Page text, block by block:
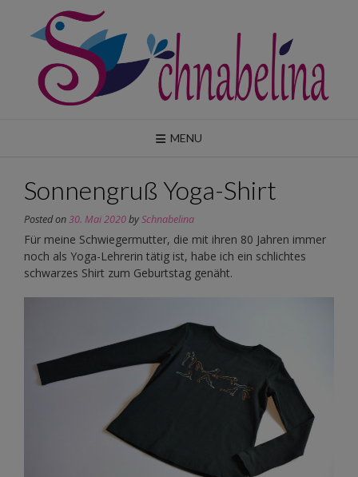
content
MENU
Sonnengruß Yoga-Shirt
Posted on30. Mai 2020bySchnabelina
Für meine Schwiegermutter, die mit ihren 80 Jahren immer
noch als Yoga-Lehrerin tätig ist, habe ich ein schlichtes
schwarzes Shirt zum Geburtstag genäht.